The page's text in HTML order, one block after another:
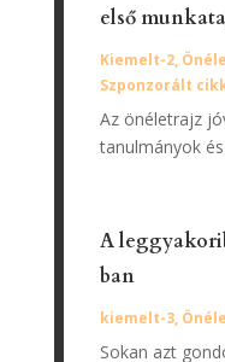
Kiemelt-2,
Az önéletrajz
ban
kiemelt-3
Sokan azt